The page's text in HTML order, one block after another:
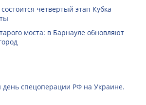
четвертый этап Кубка
моста: в Барнауле обновляют
день спецоперации РФ на Украине.